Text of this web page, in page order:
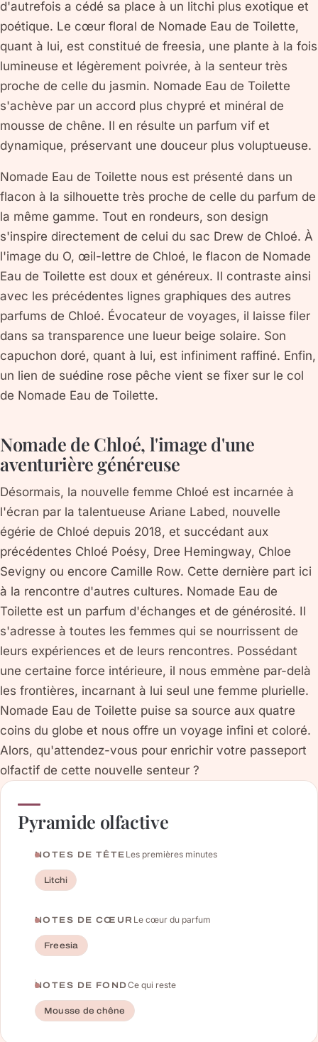
d'autrefois a cédé sa place à un litchi plus exotique et
poétique. Le cœur floral de Nomade Eau de Toilette,
quant à lui, est constitué de freesia, une plante à la fois
lumineuse et légèrement poivrée, à la senteur très
proche de celle du jasmin. Nomade Eau de Toilette
s'achève par un accord plus chypré et minéral de
mousse de chêne. Il en résulte un parfum vif et
dynamique, préservant une douceur plus voluptueuse.
Nomade Eau de Toilette nous est présenté dans un
flacon à la silhouette très proche de celle du parfum de
la même gamme. Tout en rondeurs, son design
s'inspire directement de celui du sac Drew de Chloé. À
l'image du O, œil-lettre de Chloé, le flacon de Nomade
Eau de Toilette est doux et généreux. Il contraste ainsi
avec les précédentes lignes graphiques des autres
parfums de Chloé. Évocateur de voyages, il laisse filer
dans sa transparence une lueur beige solaire. Son
capuchon doré, quant à lui, est infiniment raffiné. Enfin,
un lien de suédine rose pêche vient se fixer sur le col
de Nomade Eau de Toilette.
Nomade de Chloé, l'image d'une
aventurière généreuse
Désormais, la nouvelle femme Chloé est incarnée à
l'écran par la talentueuse Ariane Labed, nouvelle
égérie de Chloé depuis 2018, et succédant aux
précédentes Chloé Poésy, Dree Hemingway, Chloe
Sevigny ou encore Camille Row. Cette dernière part ici
à la rencontre d'autres cultures. Nomade Eau de
Toilette est un parfum d'échanges et de générosité. Il
s'adresse à toutes les femmes qui se nourrissent de
leurs expériences et de leurs rencontres. Possédant
une certaine force intérieure, il nous emmène par-delà
les frontières, incarnant à lui seul une femme plurielle.
Nomade Eau de Toilette puise sa source aux quatre
coins du globe et nous offre un voyage infini et coloré.
Alors, qu'attendez-vous pour enrichir votre passeport
olfactif de cette nouvelle senteur ?
Pyramide olfactive
NOTES DE TÊTE Les premières minutes
Litchi
NOTES DE CŒUR Le cœur du parfum
Freesia
NOTES DE FONDCe qui reste
Mousse de chêne